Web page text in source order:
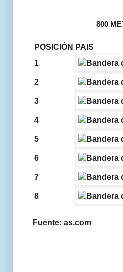
800
POSICIÓN PAIS
1
2
3
4
5
6
7
8
Fuente: as.com